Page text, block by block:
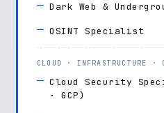
Dark Web &
OSINT Specialist
CLOUD · INFRASTRUCTURE ·
Cloud Security
· GCP)